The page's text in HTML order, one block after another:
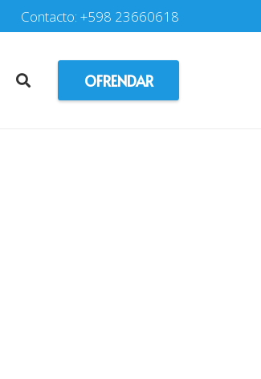
Contacto: +598 23660618
OFRENDAR